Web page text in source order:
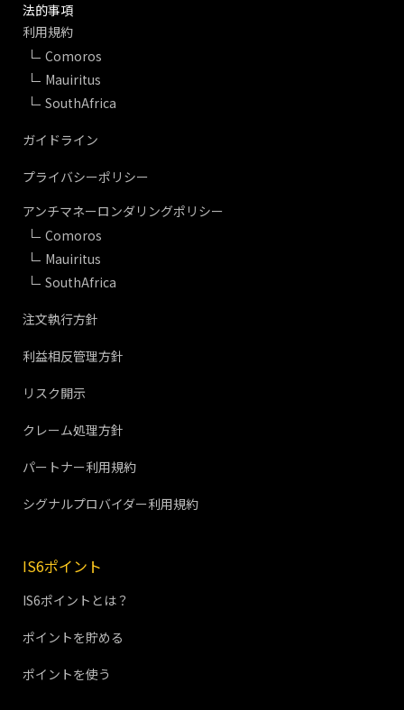
法的事項
利用規約
Comoros
Mauiritus
SouthAfrica
ガイドライン
プライバシーポリシー
アンチマネーロンダリングポリシー
Comoros
Mauiritus
SouthAfrica
注文執行方針
利益相反管理方針
リスク開示
クレーム処理方針
パートナー利用規約
シグナルプロバイダー利用規約
IS6ポイント
IS6ポイントとは？
ポイントを貯める
ポイントを使う